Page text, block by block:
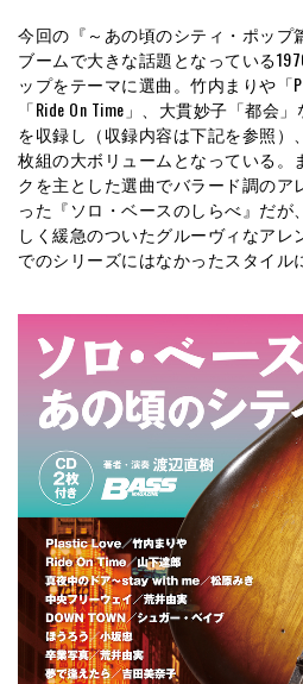
今回の『～あの頃のシティ・ポップ
ブームで大きな話題となっている
ップをテーマに選曲。竹内まりや「
「Ride On Time」、大貫妙子「都会
を収録し（収録内容は下記を参照）
枚組の大ボリュームとなっている。
クを主とした選曲でバラード調のア
った『ソロ・ベースのしらべ』だが
しく緩急のついたグルーヴィなアレ
でのシリーズにはなかったスタイル